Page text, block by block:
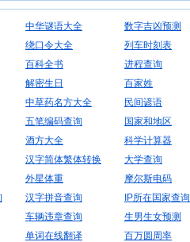
中华谜语大全
数字吉凶预测
绕口令大全
列车时刻表
百科全书
进程查询
解密生日
百家姓
中草药名方大全
民间谚语
五笔编码查询
国家和地区
酒方大全
科学计算器
汉字简体繁体转换
大学查询
外星体重
摩尔斯电码
汉字拼音查询
IP所在国家查询
车辆违章查询
生男生女预测
单词在线翻译
百万圆周率